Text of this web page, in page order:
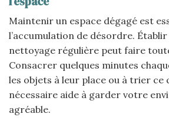
Maintenir un espace dégagé est
l’accumulation de désordre.
nettoyage régulière peut faire
Consacrer quelques minutes
les objets à leur place ou à trier ce
nécessaire aide à garder votre
agréable.